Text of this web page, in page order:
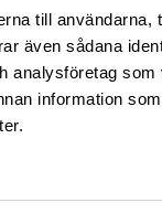
till användarna,
även sådana
analysföretag som
information
aktivt